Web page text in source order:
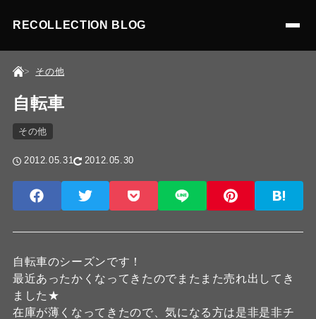
RECOLLECTION BLOG
その他
自転車
その他
2012.05.31 2012.05.30
自転車のシーズンです！
最近あったかくなってきたのでまたまた売れ出してき
ました★
在庫が薄くなってきたので、気になる方は是非是非チ